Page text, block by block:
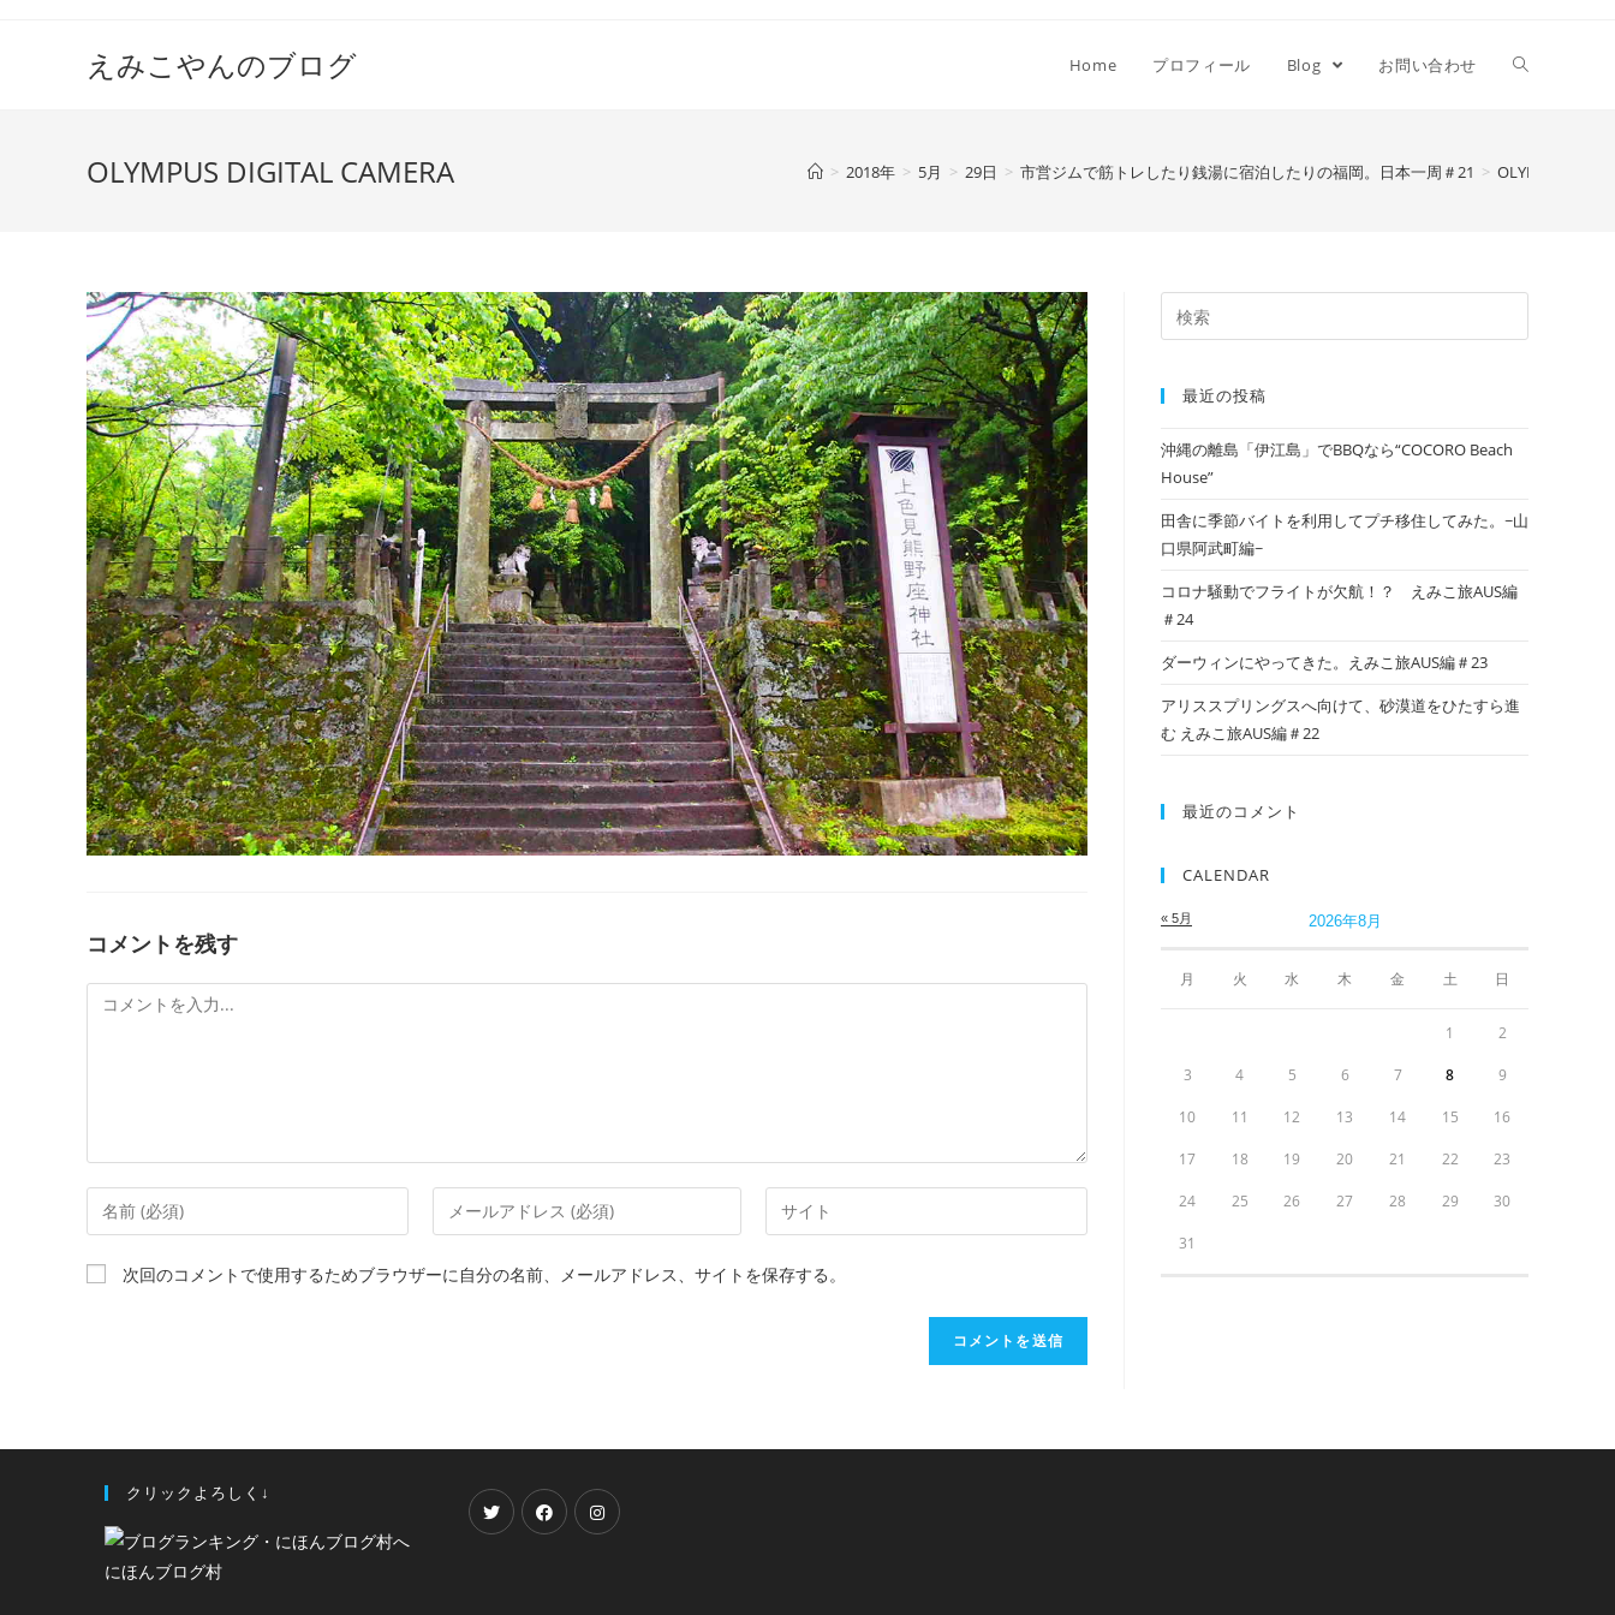
えみこやんのブログ Home プロフィール Blog お問い合わせ
OLYMPUS DIGITAL CAMERA > 2018年 > 5月 > 29日 > 市営ジムで筋トレしたり銭湯に宿泊したりの福岡。日本一周＃21 > OLYMPUS
コメントを残す
次回のコメントで使用するためブラウザーに自分の名前、メールアドレス、サイトを保存する。
最近の投稿
沖縄の離島「伊江島」でBBQなら“COCORO Beach
House”
田舎に季節バイトを利用してプチ移住してみた。~山
口県阿武町編~
コロナ騒動でフライトが欠航！？ えみこ旅AUS編
＃24
ダーウィンにやってきた。えみこ旅AUS編＃23
アリススプリングスへ向けて、砂漠道をひたすら進
む えみこ旅AUS編＃22
最近のコメント
CALENDAR
2026年8月
月 火 水 木 金 土 日
« 5月
1 2
3 4 5 6 7 8 9
10 11 12 13 14 15 16
17 18 19 20 21 22 23
24 25 26 27 28 29 30
31
クリックよろしく↓
にほんブログ村